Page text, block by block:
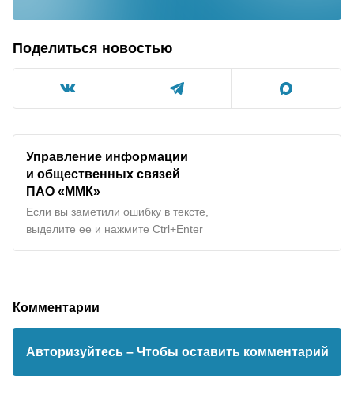
Поделиться новостью
Управление информации
и общественных связей
ПАО «ММК»
Если вы заметили ошибку в тексте,
выделите ее и нажмите Ctrl+Enter
Комментарии
Авторизуйтесь – Чтобы оставить комментарий